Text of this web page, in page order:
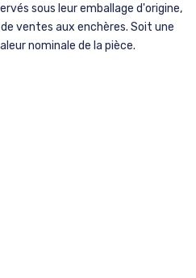
sous leur emballage d'origine,
de ventes aux enchères. Soit une
nominale de la pièce.